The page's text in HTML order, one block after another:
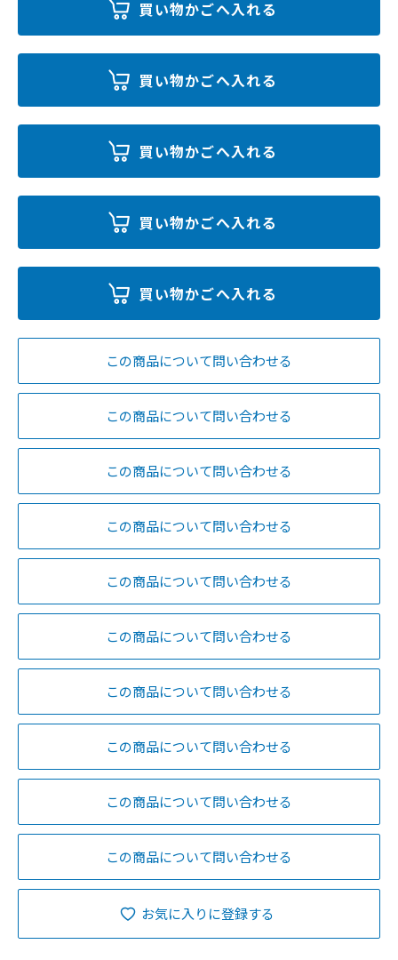
この商品について問い合わせる
この商品について問い合わせる
この商品について問い合わせる
この商品について問い合わせる
この商品について問い合わせる
この商品について問い合わせる
この商品について問い合わせる
この商品について問い合わせる
この商品について問い合わせる
この商品について問い合わせる
お気に入りに登録する